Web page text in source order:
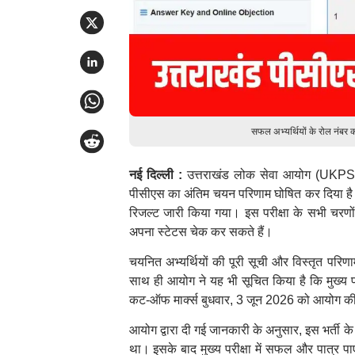
सफल अभ्यर्थियों के रोल नंबर
नई दिल्ली : उत्तराखंड लोक सेवा आयोग
पीसीएस का अंतिम चयन परिणाम घोषित कर दिया
रिजल्ट जारी किया गया। इस परीक्षा के सभी
अपना स्टेटस चेक कर सकते हैं।
चयनित अभ्यर्थियों की पूरी सूची और विस्तृत
साथ ही आयोग ने यह भी सूचित किया है कि मुख्य
कट-ऑफ मार्क्स बुधवार, 3 जून 2026 को आयोग
आयोग द्वारा दी गई जानकारी के अनुसार, इस भर्ती
था। इसके बाद मुख्य परीक्षा में सफल और पात्र